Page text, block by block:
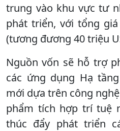
trung vào khu vực tư
phát triển, với tổng
(tương đương 40 triệu
Nguồn vốn sẽ hỗ trợ
các ứng dụng Hạ
mới dựa trên công
phẩm tích hợp trí tuệ
thúc đẩy phát triển